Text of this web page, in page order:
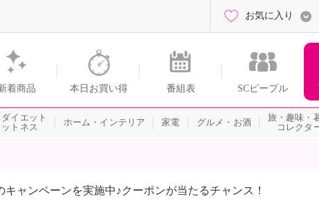
ョップチャンネル
着商品 本日お買い得 番組表 SCピープル
お気に入り
イエット
トネス
ホーム・インテリア 家電 グルメ・お酒
旅・趣味・
コレクタ
キャンペーンを実施中♪クーポンが当たるチャンス！